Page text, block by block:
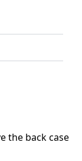
the back case